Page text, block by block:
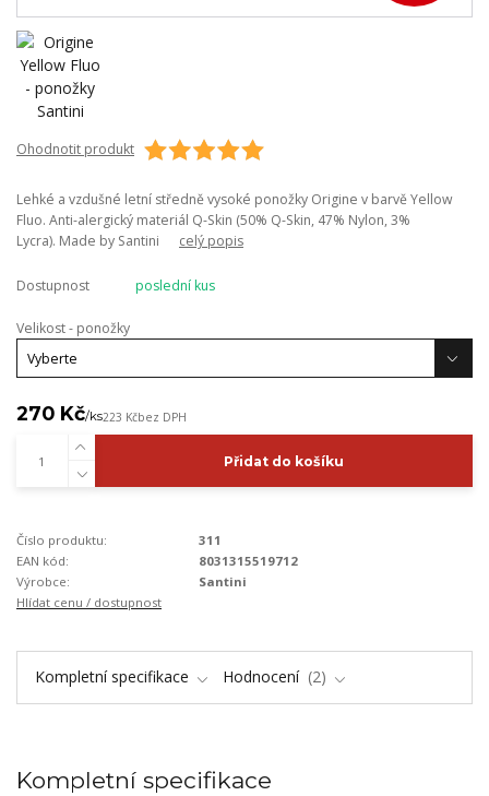
Ohodnotit produkt
Lehké a vzdušné letní středně vysoké ponožky Origine v barvě Yellow
Fluo. Anti-alergický materiál Q-Skin (50% Q-Skin, 47% Nylon, 3%
Lycra). Made by Santini celý popis
Dostupnost poslední kus
Velikost - ponožky
270 Kč/ks223 Kčbez DPH
Přidat do košíku
Číslo produktu:
311
EAN kód:
8031315519712
Výrobce:
Santini
Hlídat cenu / dostupnost
Kompletní specifikace Hodnocení 2
Kompletní specifikace